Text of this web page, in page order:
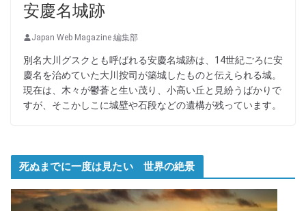
安慶名城跡
Japan Web Magazine 編集部
別名大川グスクとも呼ばれる安慶名城跡は、14世紀ごろに安
慶名を治めていた大川按司が築城したものと伝えられる城。
現在は、木々が鬱蒼と生い茂り、小高い丘と見紛うばかりで
すが、そこかしこに城壁や石段などの遺構が残っています。
死ぬまでに一度は見たい 世界の絶景